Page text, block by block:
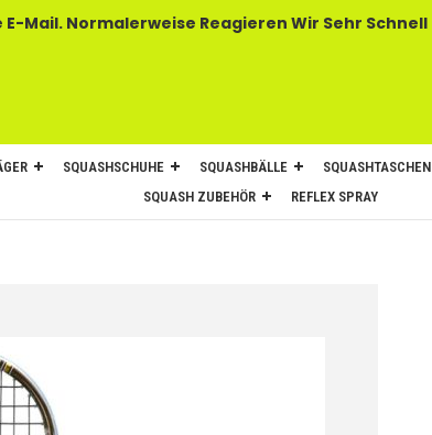
Normalerweise Reagieren Wir Sehr Schnell
SQUASHSCHUHE SQUASHBÄLLE SQUASHTASCHEN
SQUASH ZUBEHÖR
REFLEX SPRAY